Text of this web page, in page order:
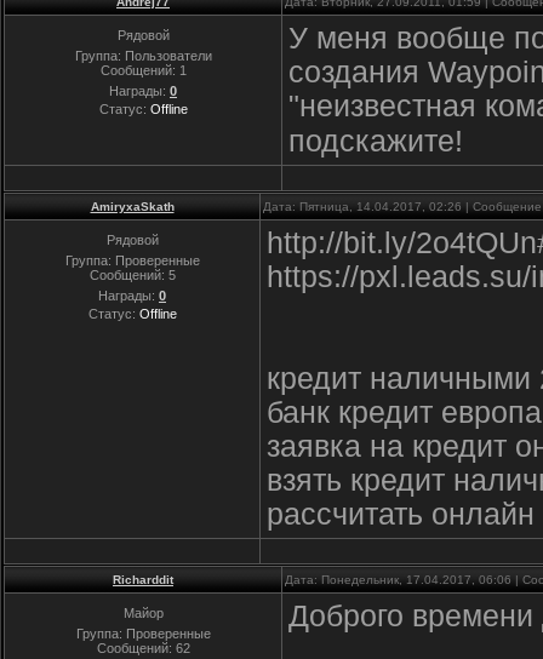
Рядовой
Группа: Пользователи
Сообщений: 1
Награды: 0
Статус: Offline
У меня вообще
создания
"неизвестная
подскажите!
AmiryxaSkath Дата: Пятница, 14.04.2017, 02:26 |
Рядовой
Группа: Проверенные
Сообщений: 5
Награды: 0
Статус: Offline
http://bit.ly/
https://pxl.leads.su/
кредит наличными
банк кредит
заявка на кредит
взять кредит
рассчитать
Richarddit Дата: Понедельник, 17.04.2017, 06:06 |
Майор
Группа: Проверенные
Сообщений: 62
Доброго